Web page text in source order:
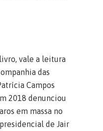
vale a leitura
das
Campos
2018 denunciou
em massa no
de Jair